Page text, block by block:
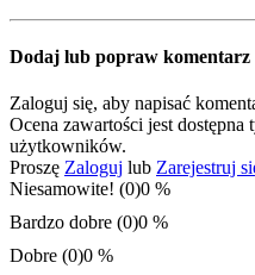
Dodaj lub popraw komentarz
Zaloguj się, aby napisać
Ocena zawartości jest
użytkowników.
Proszę Zaloguj lub Zarejestruj
Niesamowite! (0)0 %
Bardzo dobre (0)0 %
Dobre (0)0 %